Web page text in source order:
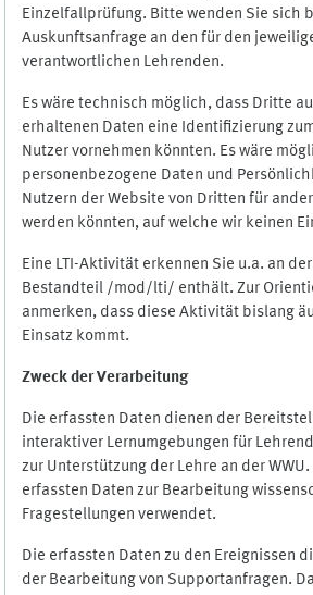
Einzelfallprüfung. Bitte wenden Sie sich
Auskunftsanfrage an den für den
verantwortlichen Lehrenden.
Es wäre technisch möglich, dass Dritte
erhaltenen Daten eine Identifizierung
Nutzer vornehmen könnten. Es wäre
personenbezogene Daten und
Nutzern der Website von Dritten für
werden könnten, auf welche wir keinen
Eine LTI-Aktivität erkennen Sie u.a. an
Bestandteil /mod/lti/ enthält. Zur
anmerken, dass diese Aktivität bislang
Einsatz kommt.
Zweck der Verarbeitung
Die erfassten Daten dienen der
interaktiver Lernumgebungen für
zur Unterstützung der Lehre an der
erfassten Daten zur Bearbeitung
Fragestellungen verwendet.
Die erfassten Daten zu den Ereignissen
der Bearbeitung von Supportanfragen.